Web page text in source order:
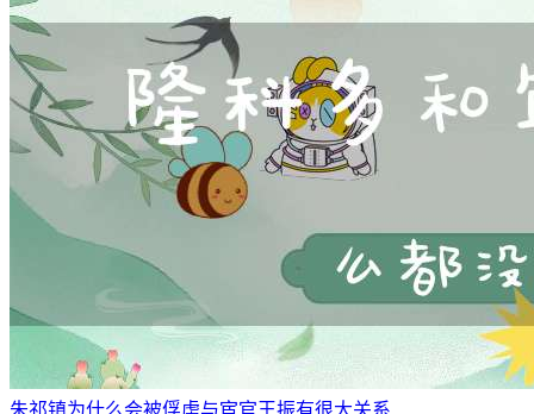
朱祁镇为什么会被俘虏与宦官王振有很大关系